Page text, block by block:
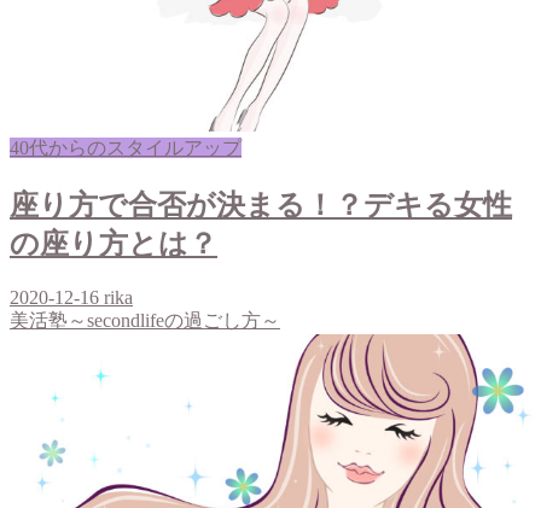
40代からのスタイルアップ
座り方で合否が決まる！？デキる女性
の座り方とは？
2020-12-16 rika
美活塾～secondlifeの過ごし方～